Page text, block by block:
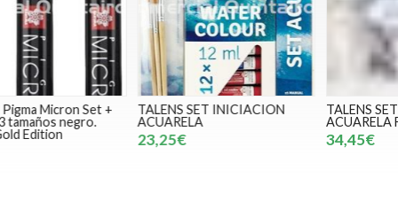
TALENS SET INICIACION
ACUARELA
23,25€
TALENS SET INICIACIÓN
ACUARELA FLORAL